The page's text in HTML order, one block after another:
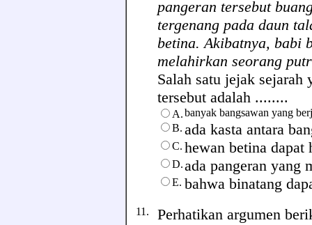
pangeran tersebut
tergenang pada daun
betina. Akibatnya, babi
melahirkan seorang
Salah satu jejak sejarah
tersebut adalah ........
A.banyak bangsawan yang
B. ada kasta antara
C. hewan betina
D.ada pangeran yang
E. bahwa binatang
11. Perhatikan argumen